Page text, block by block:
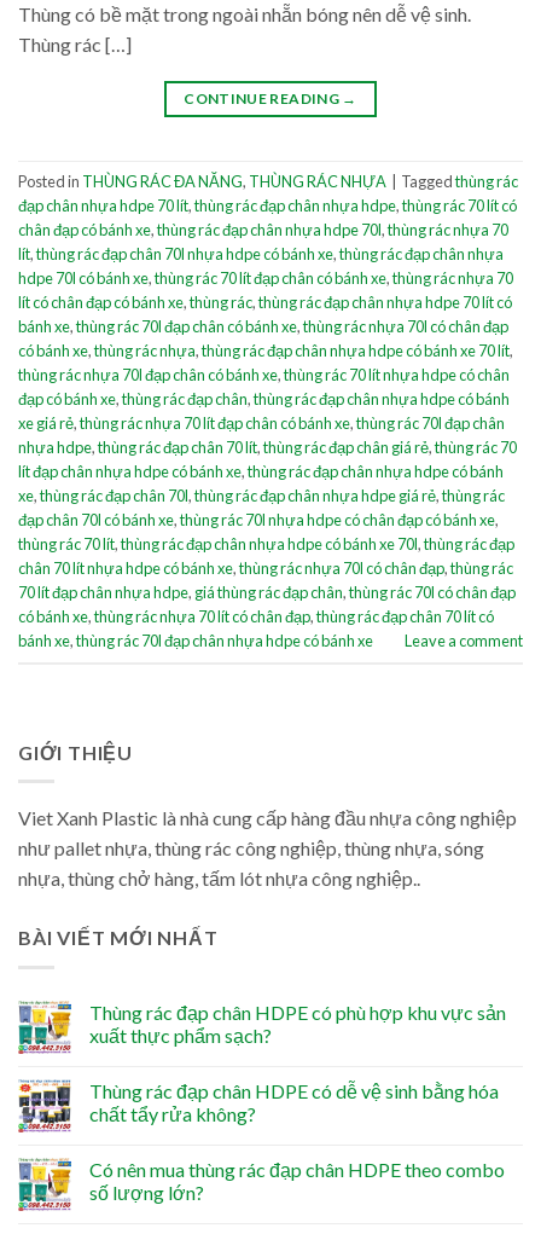
Thùng có bề mặt trong ngoài nhẵn bóng nên dễ vệ sinh.
Thùng rác […]
CONTINUE READING →
Posted in THÙNG RÁC ĐA NĂNG, THÙNG RÁC NHỰA Taggedthùng rác
đạp chân nhựa hdpe 70 lít,thùng rác đạp chân nhựa hdpe,thùng rác 70 lít có
chân đạp có bánh xe,thùng rác đạp chân nhựa hdpe 70l,thùng rác nhựa 70
lít,thùng rác đạp chân 70l nhựa hdpe có bánh xe,thùng rác đạp chân nhựa
hdpe 70l có bánh xe,thùng rác 70 lít đạp chân có bánh xe,thùng rác nhựa 70
lít có chân đạp có bánh xe,thùng rác,thùng rác đạp chân nhựa hdpe 70 lít có
bánh xe,thùng rác 70l đạp chân có bánh xe,thùng rác nhựa 70l có chân đạp
có bánh xe,thùng rác nhựa,thùng rác đạp chân nhựa hdpe có bánh xe 70 lít,
thùng rác nhựa 70l đạp chân có bánh xe,thùng rác 70 lít nhựa hdpe có chân
đạp có bánh xe,thùng rác đạp chân,thùng rác đạp chân nhựa hdpe có bánh
xe giá rẻ,thùng rác nhựa 70 lít đạp chân có bánh xe,thùng rác 70l đạp chân
nhựa hdpe,thùng rác đạp chân 70 lít,thùng rác đạp chân giá rẻ,thùng rác 70
lít đạp chân nhựa hdpe có bánh xe,thùng rác đạp chân nhựa hdpe có bánh
xe,thùng rác đạp chân 70l,thùng rác đạp chân nhựa hdpe giá rẻ,thùng rác
đạp chân 70l có bánh xe,thùng rác 70l nhựa hdpe có chân đạp có bánh xe,
thùng rác 70 lít,thùng rác đạp chân nhựa hdpe có bánh xe 70l,thùng rác đạp
chân 70 lít nhựa hdpe có bánh xe,thùng rác nhựa 70l có chân đạp,thùng rác
70 lít đạp chân nhựa hdpe, giá thùng rác đạp chân,thùng rác 70l có chân đạp
có bánh xe,thùng rác nhựa 70 lít có chân đạp,thùng rác đạp chân 70 lít có
bánh xe,thùng rác 70l đạp chân nhựa hdpe có bánh xe Leave a comment
GIỚI THIỆU
Viet Xanh Plastic là nhà cung cấp hàng đầu nhựa công nghiệp
như pallet nhựa, thùng rác công nghiệp, thùng nhựa, sóng
nhựa, thùng chở hàng, tấm lót nhựa công nghiệp..
BÀI VIẾT MỚI NHẤT
Thùng rác đạp chân HDPE có phù hợp khu vực sản
xuất thực phẩm sạch?
Thùng rác đạp chân HDPE có dễ vệ sinh bằng hóa
chất tẩy rửa không?
Có nên mua thùng rác đạp chân HDPE theo combo
số lượng lớn?